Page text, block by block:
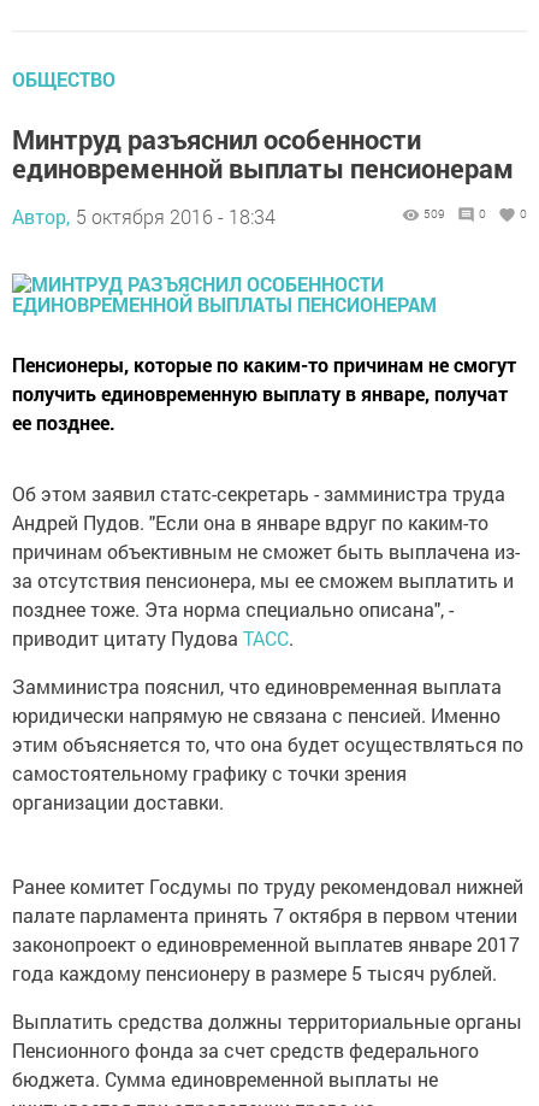
ОБЩЕСТВО
Минтруд разъяснил особенности
единовременной выплаты пенсионерам
Автор, 5 октября 2016 - 18:34 509 0 0
Пенсионеры, которые по каким-то причинам не смогут
получить единовременную выплату в январе, получат
ее позднее.
Об этом заявил статс-секретарь - замминистра труда
Андрей Пудов. "Если она в январе вдруг по каким-то
причинам объективным не сможет быть выплачена из-
за отсутствия пенсионера, мы ее сможем выплатить и
позднее тоже. Эта норма специально описана", -
приводит цитату Пудова ТАСС.
Замминистра пояснил, что единовременная выплата
юридически напрямую не связана с пенсией. Именно
этим объясняется то, что она будет осуществляться по
самостоятельному графику с точки зрения
организации доставки.
Ранее комитет Госдумы по труду рекомендовал нижней
палате парламента принять 7 октября в первом чтении
законопроект о единовременной выплатев январе 2017
года каждому пенсионеру в размере 5 тысяч рублей.
Выплатить средства должны территориальные органы
Пенсионного фонда за счет средств федерального
бюджета. Сумма единовременной выплаты не